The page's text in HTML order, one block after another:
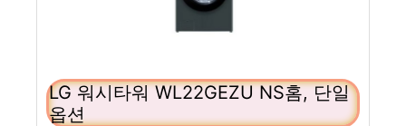
LG 워시타워 WL22GEZU NS홈, 단일
옵션